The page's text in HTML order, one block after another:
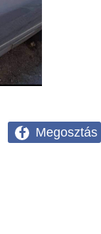
Megosztás